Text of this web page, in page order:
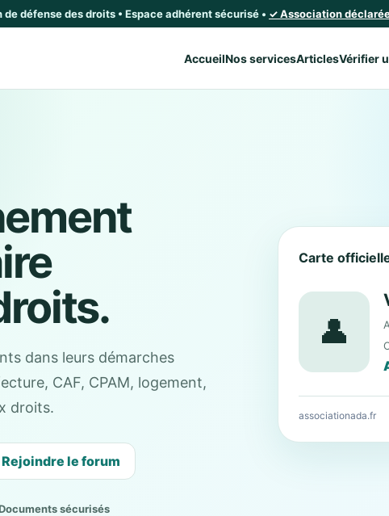
défense des droits • Espace adhérent sécurisé • ✓ Association
AccueilNos servicesArticlesVérifier
dans leurs démarches
CAF, CPAM, logement,
droits.
Rejoindre le forum
sécurisés
Carte
👤
associationada.fr